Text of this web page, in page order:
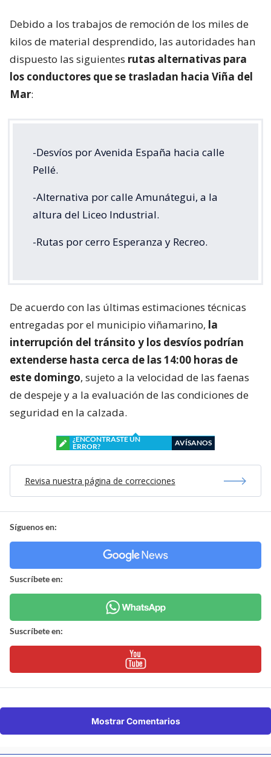
Debido a los trabajos de remoción de los miles de
kilos de material desprendido, las autoridades han
dispuesto las siguientes rutas alternativas para
los conductores que se trasladan hacia Viña del
Mar:
-Desvíos por Avenida España hacia calle
Pellé.
-Alternativa por calle Amunátegui, a la
altura del Liceo Industrial.
-Rutas por cerro Esperanza y Recreo.
De acuerdo con las últimas estimaciones técnicas
entregadas por el municipio viñamarino, la
interrupción del tránsito y los desvíos podrían
extenderse hasta cerca de las 14:00 horas de
este domingo, sujeto a la velocidad de las faenas
de despeje y a la evaluación de las condiciones de
seguridad en la calzada.
¿ENCONTRASTE UN
ERROR?
AVÍSANOS
Revisa nuestra página de correcciones
Síguenos en:
Suscríbete en:
Suscríbete en:
Mostrar Comentarios